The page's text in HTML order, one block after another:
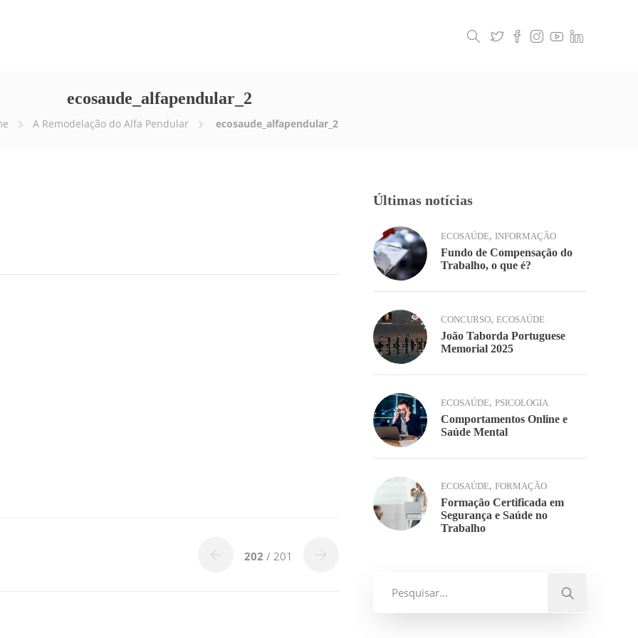
ecosaude_alfapendular_2
A Remodelação do Alfa Pendular ecosaude_alfapendular_2
202 / 201
Últimas notícias
ECOSAÚDE, INFORMAÇÃO
Fundo de Compensação do
Trabalho, o que é?
CONCURSO, ECOSAÚDE
João Taborda Portuguese
Memorial 2025
ECOSAÚDE, PSICOLOGIA
Comportamentos Online e
Saúde Mental
ECOSAÚDE, FORMAÇÃO
Formação Certificada em
Segurança e Saúde no
Trabalho